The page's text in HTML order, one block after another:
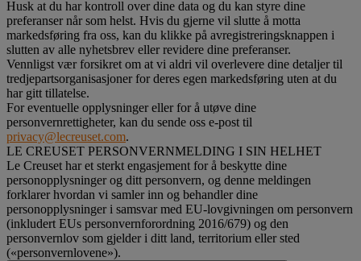
Husk at du har kontroll over dine data og du kan styre dine
preferanser når som helst. Hvis du gjerne vil slutte å motta
markedsføring fra oss, kan du klikke på avregistreringsknappen i
slutten av alle nyhetsbrev eller revidere dine preferanser.
Vennligst vær forsikret om at vi aldri vil overlevere dine detaljer til
tredjepartsorganisasjoner for deres egen markedsføring uten at du
har gitt tillatelse.
For eventuelle opplysninger eller for å utøve dine
personvernrettigheter, kan du sende oss e-post til
privacy@lecreuset.com.
LE CREUSET PERSONVERNMELDING I SIN HELHET
Le Creuset har et sterkt engasjement for å beskytte dine
personopplysninger og ditt personvern, og denne meldingen
forklarer hvordan vi samler inn og behandler dine
personopplysninger i samsvar med EU-lovgivningen om personvern
(inkludert EUs personvernforordning 2016/679) og den
personvernlov som gjelder i ditt land, territorium eller sted
(«personvernlovene»).